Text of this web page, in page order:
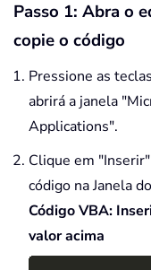
Passo 1: Abra o
copie o código
Pressione as
abrirá a janela
Applications".
Clique em
código na Janela
Código VBA:
valor acima